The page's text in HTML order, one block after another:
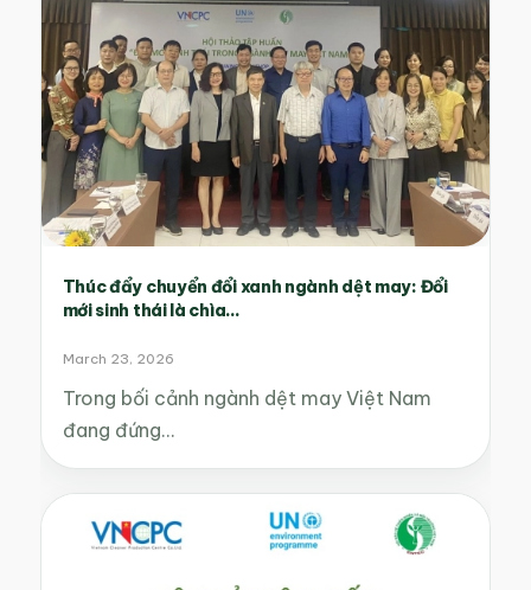
Thúc đẩy chuyển đổi xanh ngành dệt may: Đổi
mới sinh thái là chìa...
March 23, 2026
Trong bối cảnh ngành dệt may Việt Nam
đang đứng…